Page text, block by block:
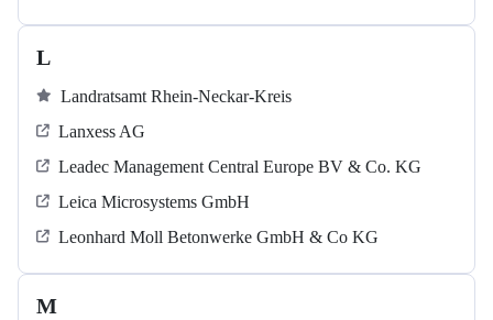
L
Landratsamt Rhein-Neckar-Kreis
Lanxess AG
Leadec Management Central Europe BV & Co. KG
Leica Microsystems GmbH
Leonhard Moll Betonwerke GmbH & Co KG
M